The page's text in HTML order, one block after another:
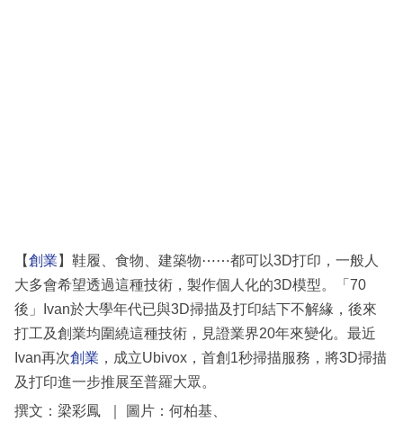
【創業 】鞋履、食物、建築物⋯⋯都可以3D打印，一般人
大多會希望透過這種技術，製作個人化的3D模型。「70
後」Ivan於大學年代已與3D掃描及打印結下不解緣，後來
打工及創業均圍繞這種技術，見證業界20年來變化。最近
Ivan再次創業 ，成立Ubivox，首創1秒掃描服務，將3D掃描
及打印進一步推展至普羅大眾。
撰文：梁彩鳳 ｜ 圖片：何柏基、